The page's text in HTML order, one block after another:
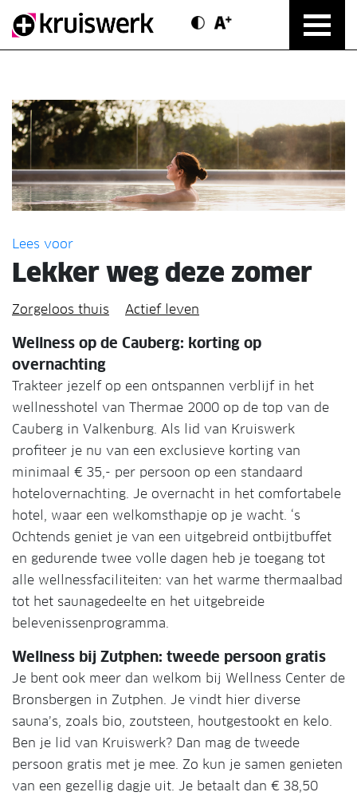
Direct door naar content
Contrast modus
Text vergroten
Lees voor
Lekker weg deze zomer
Zorgeloos thuis Actief leven
Wellness op de Cauberg: korting op
overnachting
Trakteer jezelf op een ontspannen verblijf in het
wellnesshotel van Thermae 2000 op de top van de
Cauberg in Valkenburg. Als lid van Kruiswerk
profiteer je nu van een exclusieve korting van
minimaal € 35,- per persoon op een standaard
hotelovernachting. Je overnacht in het comfortabele
hotel, waar een welkomsthapje op je wacht. ‘s
Ochtends geniet je van een uitgebreid ontbijtbuffet
en gedurende twee volle dagen heb je toegang tot
alle wellnessfaciliteiten: van het warme thermaalbad
tot het saunagedeelte en het uitgebreide
belevenissenprogramma.
Wellness bij Zutphen: tweede persoon gratis
Je bent ook meer dan welkom bij Wellness Center de
Bronsbergen in Zutphen. Je vindt hier diverse
sauna’s, zoals bio, zoutsteen, houtgestookt en kelo.
Ben je lid van Kruiswerk? Dan mag de tweede
persoon gratis met je mee. Zo kun je samen genieten
van een gezellig dagje uit. Je betaalt dan € 38,50